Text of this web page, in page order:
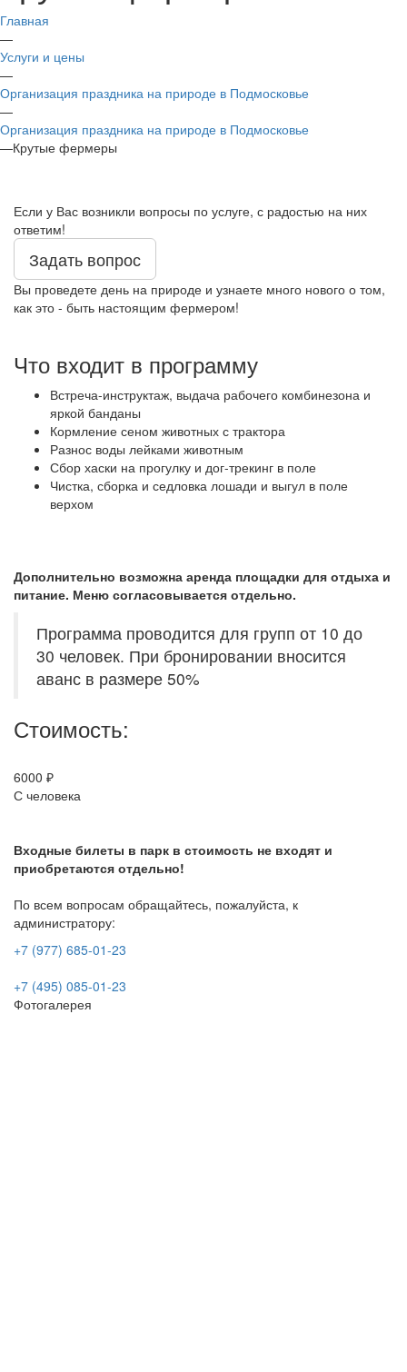
Главная
—
Услуги и цены
—
Организация праздника на природе в Подмосковье
—
Организация праздника на природе в Подмосковье
—Крутые фермеры
Если у Вас возникли вопросы по услуге, с радостью на них
ответим!
Задать вопрос
Вы проведете день на природе и узнаете много нового о том,
как это - быть настоящим фермером!
Что входит в программу
Встреча-инструктаж, выдача рабочего комбинезона и
яркой банданы
Кормление сеном животных с трактора
Разнос воды лейками животным
Сбор хаски на прогулку и дог-трекинг в поле
Чистка, сборка и седловка лошади и выгул в поле
верхом
Дополнительно возможна аренда площадки для отдыха и
питание. Меню согласовывается отдельно.
Программа проводится для групп от 10 до
30 человек. При бронировании вносится
аванс в размере 50%
Стоимость:
6000 ₽
С человека
Входные билеты в парк в стоимость не входят и
приобретаются отдельно!
По всем вопросам обращайтесь, пожалуйста, к
администратору:
+7 (977) 685-01-23
+7 (495) 085-01-23
Фотогалерея